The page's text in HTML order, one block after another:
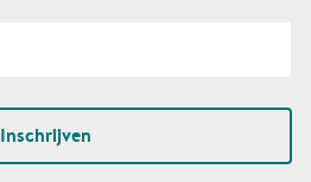
Inschrijven